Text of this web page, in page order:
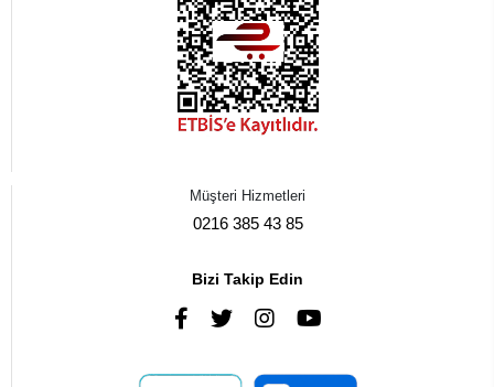
Müşteri Hizmetleri
0216 385 43 85
Bizi Takip Edin